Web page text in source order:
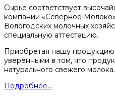
Сырье соответствует
компании «Северное
Вологодских молочных
специальную аттестацию.
Приобретая нашу
уверенными в том, что
натурального свежего молока.
Подробнее...